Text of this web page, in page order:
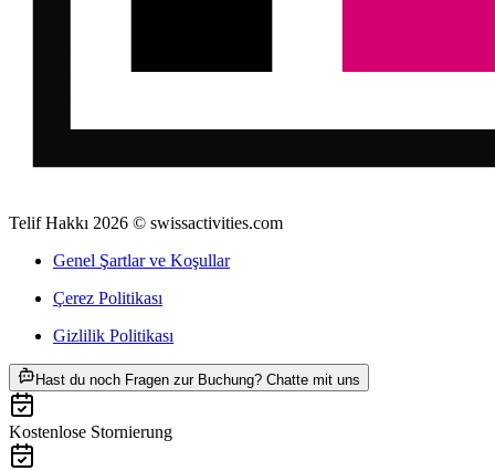
Telif Hakkı 2026 © swissactivities.com
Genel Şartlar ve Koşullar
Çerez Politikası
Gizlilik Politikası
Hast du noch Fragen zur Buchung? Chatte mit uns
Kostenlose Stornierung